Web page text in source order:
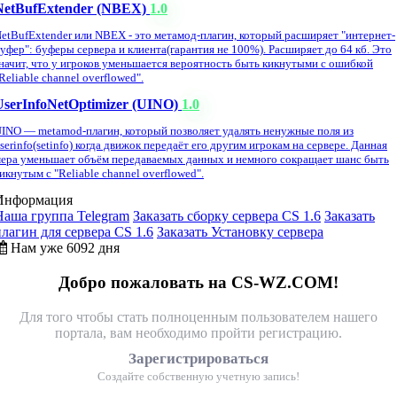
(NBEX) 1.0
или NBEX - это метамод-плагин, который расширяет "интернет-
буферы сервера и клиента(гарантия не 100%). Расширяет до 64 кб. Это
что у игроков уменьшается вероятность быть кикнутыми с ошибкой
channel overflowed".
(UINO) 1.0
— metamod-плагин, который позволяет удалять ненужные поля из
когда движок передаёт его другим игрокам на сервере. Данная
уменьшает объём передаваемых данных и немного сокращает шанс быть
с "Reliable channel overflowed".
группа Telegram Заказать сборку сервера CS 1.6 Заказать
для сервера CS 1.6 Заказать Установку сервера
Нам уже 6092 дня
Добро пожаловать на CS-WZ.COM!
Для того чтобы стать полноценным пользователем нашего
портала, вам необходимо пройти регистрацию.
Зарегистрироваться
Создайте собственную учетную запись!